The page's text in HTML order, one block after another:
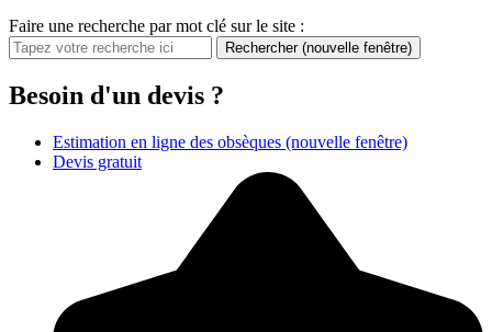
Faire une recherche par mot clé sur le site :
Rechercher (nouvelle fenêtre)
Besoin d'un devis ?
Estimation en ligne des obsèques (nouvelle fenêtre)
Devis gratuit